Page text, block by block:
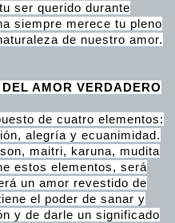
ser querido durante
siempre merece tu pleno
de nuestro amor.
AMOR VERDADERO
de cuatro elementos:
alegría y ecuanimidad.
maitri, karuna, mudita
estos elementos, será
un amor revestido de
el poder de sanar y
y de darle un significado